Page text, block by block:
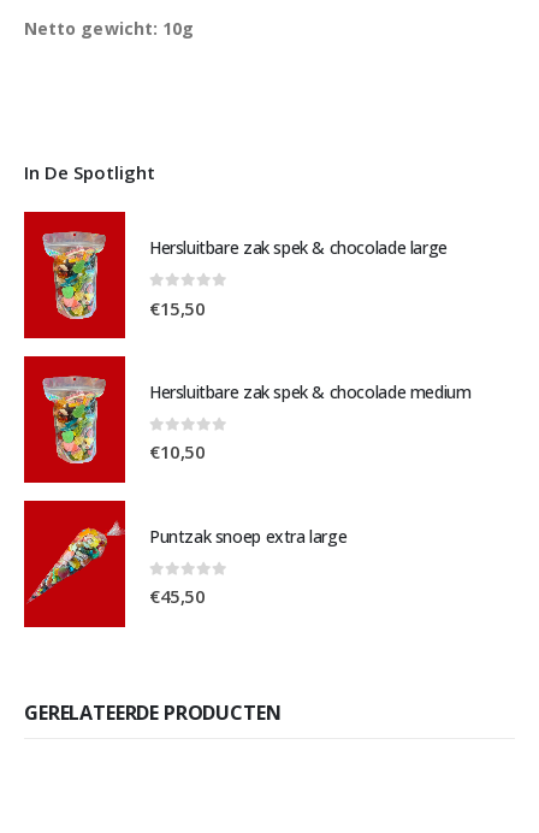
Netto gewicht: 10g
In De Spotlight
Hersluitbare zak spek & chocolade large
€15,50
Hersluitbare zak spek & chocolade medium
0out of 5
€10,50
Puntzak snoep extra large
0out of 5
€45,50
GERELATEERDE PRODUCTEN